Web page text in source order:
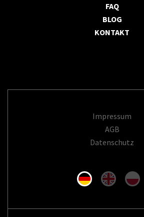
FAQ
BLOG
KONTAKT
Impressum
AGB
Datenschutz